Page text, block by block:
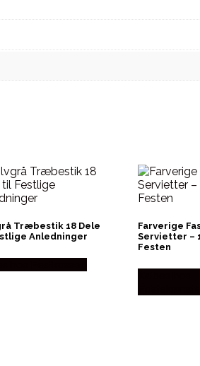
Træbestik 18 Dele
Anledninger
Farverige
Servietter –
Festen